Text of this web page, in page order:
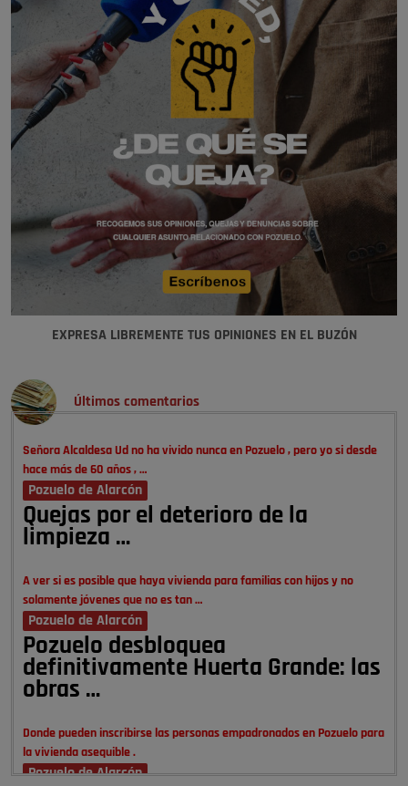
EXPRESA LIBREMENTE TUS OPINIONES EN EL BUZÓN
Últimos comentarios
Señora Alcaldesa Ud no ha vivido nunca en Pozuelo , pero yo si desde
hace más de 60 años , …
Pozuelo de Alarcón
Quejas por el deterioro de la
limpieza …
A ver si es posible que haya vivienda para familias con hijos y no
solamente jóvenes que no es tan …
Pozuelo de Alarcón
Pozuelo desbloquea
definitivamente Huerta Grande: las
obras …
Donde pueden inscribirse las personas empadronados en Pozuelo para
la vivienda asequible .
Pozuelo de Alarcón